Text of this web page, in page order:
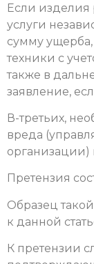
Если изделия
услуги
сумму ущерба,
техники с
также в
заявление,
В-третьих,
вреда
организации)
Претензия
Образец
к данной
К претензии